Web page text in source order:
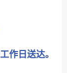
作日送达。